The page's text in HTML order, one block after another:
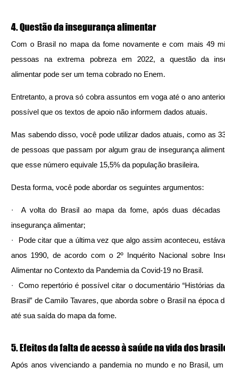
4. Questão da insegurança alimentar
Com o Brasil no mapa da fome novamente e com mais 49
pessoas na extrema pobreza em 2022, a questão da
alimentar pode ser um tema cobrado no Enem.
Entretanto, a prova só cobra assuntos em voga até o ano
possível que os textos de apoio não informem dados atuais.
Mas sabendo disso, você pode utilizar dados atuais, como as
de pessoas que passam por algum grau de insegurança
que esse número equivale 15,5% da população brasileira.
Desta forma, você pode abordar os seguintes argumentos:
·  A volta do Brasil ao mapa da fome, após duas décadas
insegurança alimentar;
·  Pode citar que a última vez que algo assim aconteceu,
anos 1990, de acordo com o 2º Inquérito Nacional sobre
Alimentar no Contexto da Pandemia da Covid-19 no Brasil.
·  Como repertório é possível citar o documentário “Histórias
Brasil” de Camilo Tavares, que aborda sobre o Brasil na época
até sua saída do mapa da fome.
5. Efeitos da falta de acesso à saúde na vida dos
Após anos vivenciando a pandemia no mundo e no Brasil,